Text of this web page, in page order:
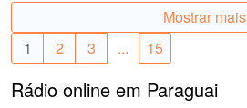
Mostrar mais
1
2 3 ... 15
Rádio online em Paraguai